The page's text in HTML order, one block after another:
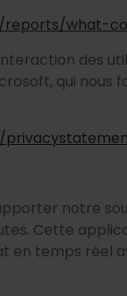
reports/what-
des
qui nous
notre
Cette
en temps réel